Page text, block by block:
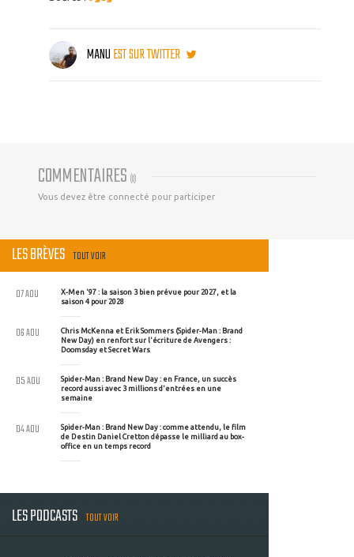
MANUEST SUR TWITTER
COMMENTAIRES (0)
Vous devez être connecté pour participer
LES BRÈVES TOUT VOIR
X-Men '97 : la saison 3 bien prévue pour 2027, et la
saison 4 pour 2028
07 AOU
Chris McKenna et Erik Sommers (Spider-Man : Brand
New Day) en renfort sur l'écriture de Avengers :
Doomsday et Secret Wars
06 AOU
Spider-Man : Brand New Day : en France, un succès
record aussi avec 3 millions d'entrées en une
semaine
05 AOU
Spider-Man : Brand New Day : comme attendu, le film
de Destin Daniel Cretton dépasse le milliard au box-
office en un temps record
04 AOU
LES PODCASTS TOUT VOIR